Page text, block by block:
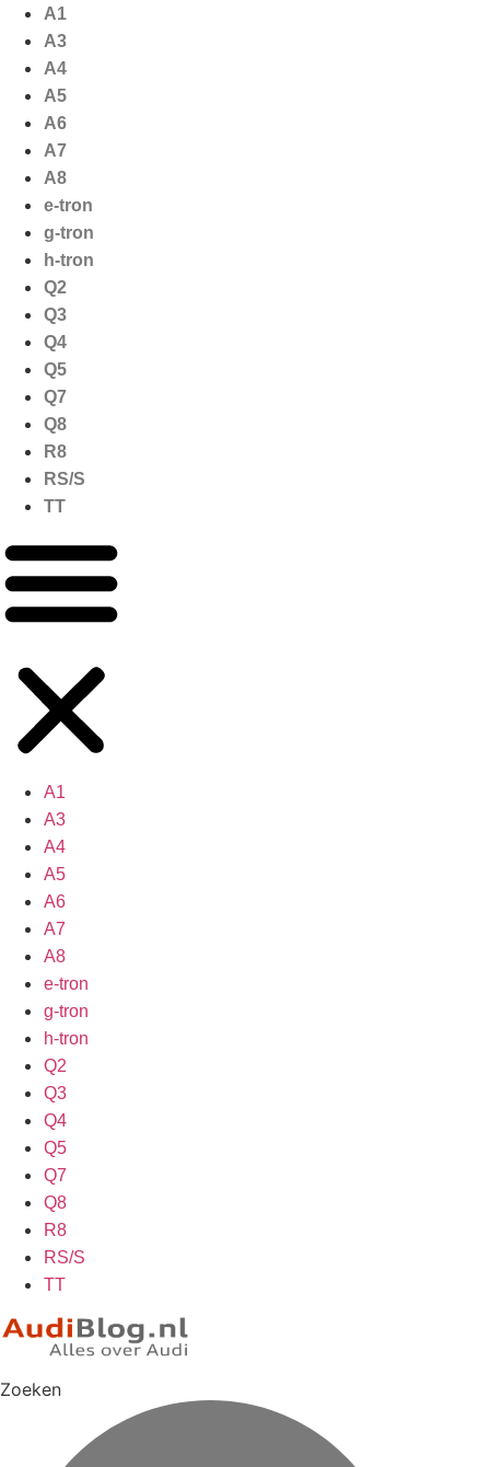
naar
inhoud
A1
A3
A4
A5
A6
A7
A8
e-tron
g-tron
h-tron
Q2
Q3
Q4
Q5
Q7
Q8
R8
RS/S
TT
A1
A3
A4
A5
A6
A7
A8
e-tron
g-tron
h-tron
Q2
Q3
Q4
Q5
Q7
Q8
R8
RS/S
TT
Zoeken